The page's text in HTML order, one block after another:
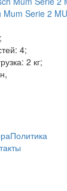
Serie 2
4;
2 кг;
Политика